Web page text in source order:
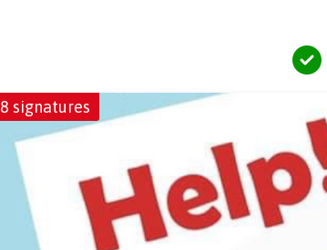
8 signatures